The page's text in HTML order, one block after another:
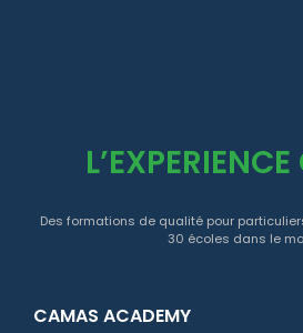
Des formations de qualité pour
30 écoles dans le
CAMAS ACADEMY